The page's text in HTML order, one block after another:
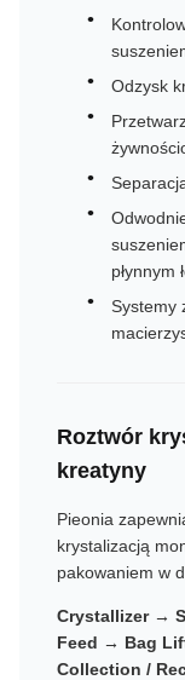
Odzysk
płynnym
Systemy
Roztwór
kreatyny
Pieonia
krystalizacją
pakowaniem w
Crystallizer →
Feed → Bag
Collection /